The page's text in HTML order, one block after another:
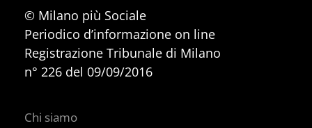
© Milano più Sociale
Periodico d’informazione on line
Registrazione Tribunale di Milano
n° 226 del 09/09/2016
Chi siamo